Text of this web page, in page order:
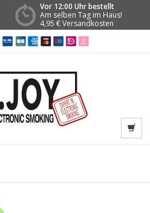
Vor 12:00 Uhr bestellt
Am selben Tag im Haus!
4,95 € Versandkosten